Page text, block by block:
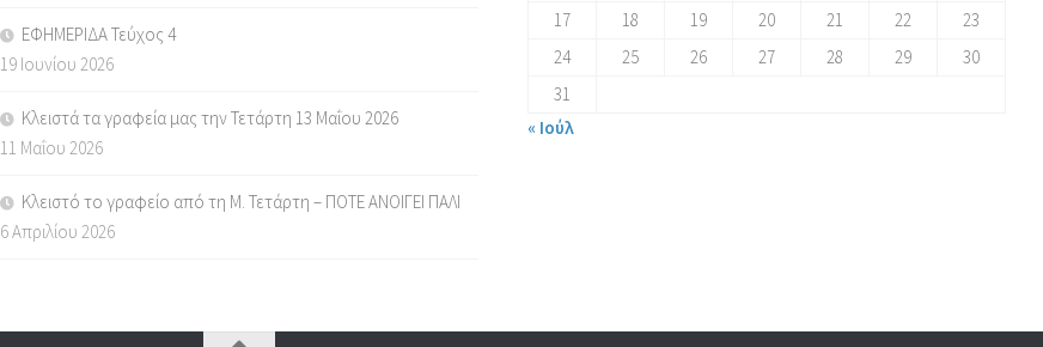
ΕΦΗΜΕΡΙΔΑ Τεύχος 4
19 Ιουνίου 2026
Κλειστά τα γραφεία μας την Τετάρτη 13 Μαΐου 2026
11 Μαΐου 2026
Κλειστό το γραφείο από τη Μ. Τετάρτη – ΠΟΤΕ ΑΝΟΙΓΕΙ ΠΑΛΙ
6 Απριλίου 2026
17
18 19 20 21 22
23
24
25 26 27 28 29
30
31
« Ιούλ